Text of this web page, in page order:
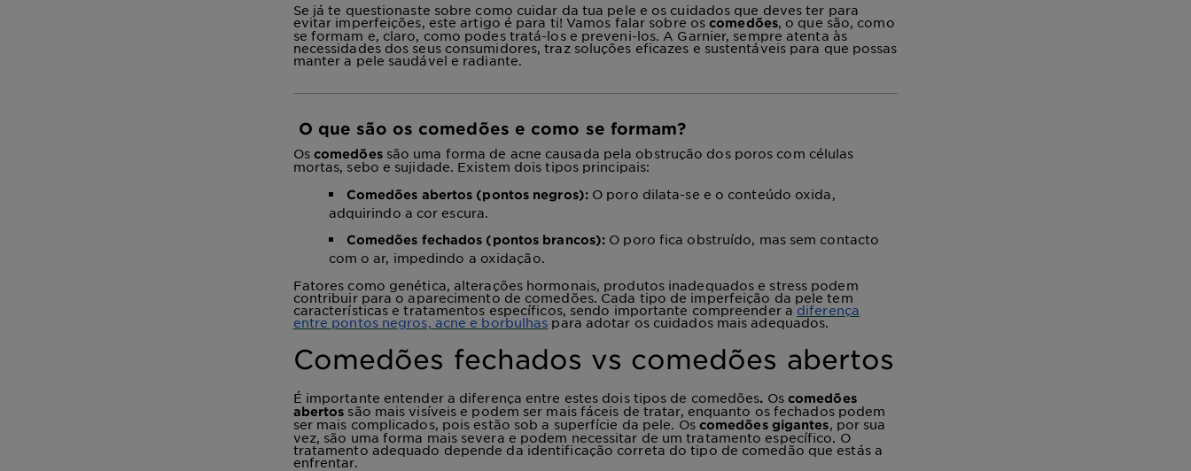
Se já te questionaste sobre como cuidar da tua pele e os cuidados que deves ter para
evitar imperfeições, este artigo é para ti! Vamos falar sobre os comedões, o que são, como
se formam e, claro, como podes tratá-los e preveni-los. A Garnier, sempre atenta às
necessidades dos seus consumidores, traz soluções eficazes e sustentáveis para que possas
manter a pele saudável e radiante.
O que são os comedões e como se formam?
Oscomedões são uma forma de acne causada pela obstrução dos poros com células
mortas, sebo e sujidade. Existem dois tipos principais:
Comedões abertos (pontos negros):O poro dilata-se e o conteúdo oxida,
adquirindo a cor escura.
Comedões fechados (pontos brancos): O poro fica obstruído, mas sem contacto
com o ar, impedindo a oxidação.
Fatores como genética, alterações hormonais, produtos inadequados e stress podem
contribuir para o aparecimento de comedões. Cada tipo de imperfeição da pele tem
características e tratamentos específicos, sendo importante compreender adiferença
entre pontos negros, acne e borbulhas para adotar os cuidados mais adequados.
Comedões fechados vs comedões abertos
É importante entender a diferença entre estes dois tipos de comedões. Os comedões
abertos são mais visíveis e podem ser mais fáceis de tratar, enquanto os fechados podem
ser mais complicados, pois estão sob a superfície da pele. Os comedões gigantes, por sua
vez, são uma forma mais severa e podem necessitar de um tratamento específico. O
tratamento adequado depende da identificação correta do tipo de comedão que estás a
enfrentar.